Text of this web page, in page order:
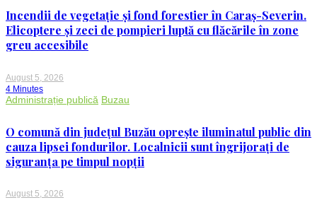
Incendii de vegetație și fond forestier în Caraș-Severin.
Elicoptere și zeci de pompieri luptă cu flăcările în zone
greu accesibile
August 5, 2026
4 Minutes
Administrație publică Buzau
O comună din județul Buzău oprește iluminatul public din
cauza lipsei fondurilor. Localnicii sunt îngrijorați de
siguranța pe timpul nopții
August 5, 2026